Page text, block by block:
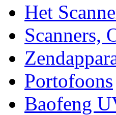
Het
Scanners,
Portofoons
Baofeng